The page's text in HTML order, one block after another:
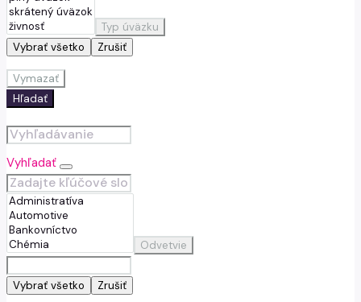
Typ úväzku
Vybrať všetko
Zrušiť
Vymazať
Hľadať
Vyhľadať
Odvetvie
Vybrať všetko Zrušiť